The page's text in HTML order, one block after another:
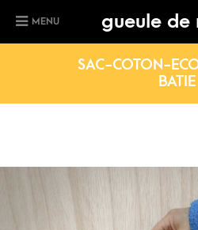
MENU gueule de
SAC-COTON-
BATIE